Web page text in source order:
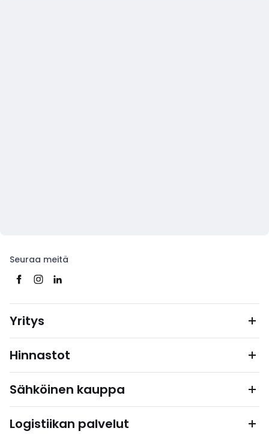
Seuraa meitä
Yritys
Hinnastot
Sähköinen kauppa
Logistiikan palvelut